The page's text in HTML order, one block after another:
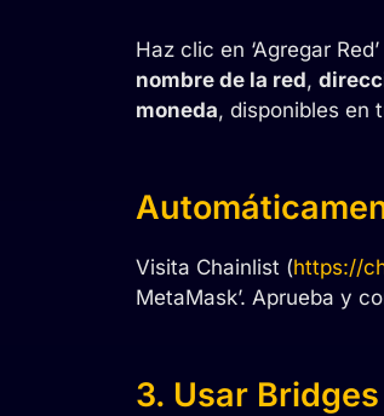
Haz clic en ‘Agregar
nombre de la red,
moneda, disponibles en
Visita Chainlist (https://
MetaMask’. Aprueba y
3. Usar